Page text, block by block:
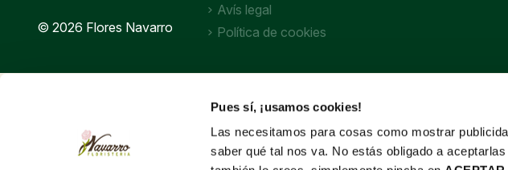
Pues sí, ¡usamos cookies!
Las necesitamos para cosas como mostrar
saber qué tal nos va. No estás obligado a
© 2026 Flores Navarro
Avís legal
Política de cookies